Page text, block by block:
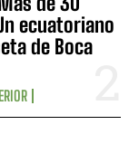
ecuatoriano
de Boca